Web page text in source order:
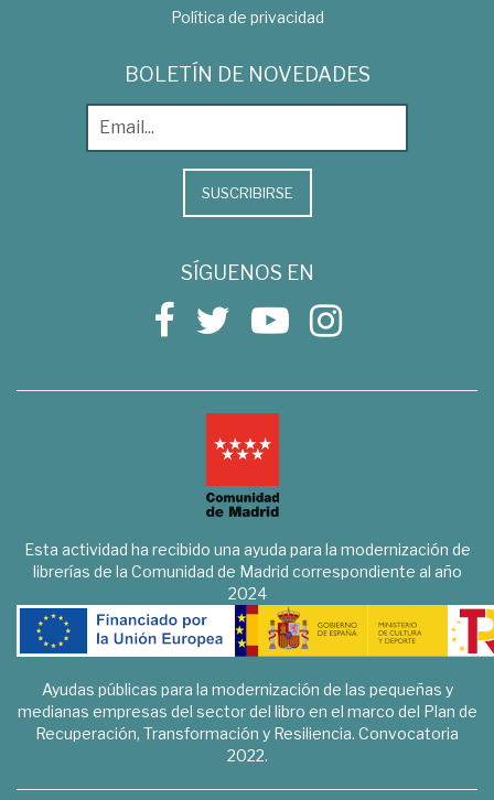
Política de privacidad
BOLETÍN DE NOVEDADES
SUSCRIBIRSE
SÍGUENOS EN
Esta actividad ha recibido una ayuda para la modernización de
librerías de la Comunidad de Madrid correspondiente al año
2024
Ayudas públicas para la modernización de las pequeñas y
medianas empresas del sector del libro en el marco del Plan de
Recuperación, Transformación y Resiliencia. Convocatoria
2022.